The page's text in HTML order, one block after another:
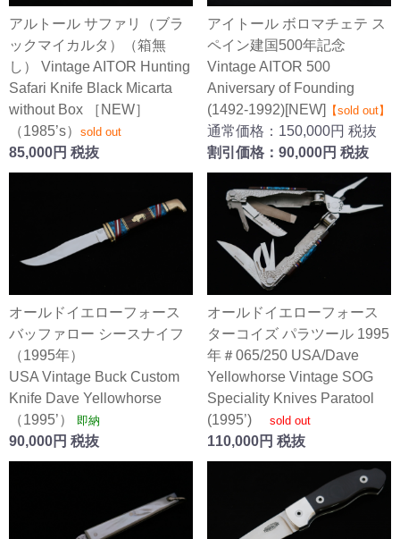
アルトール サファリ（ブラ
ックマイカルタ）（箱無
し） Vintage AITOR Hunting
Safari Knife Black Micarta
without Box ［NEW］
（1985’s） sold out
85,000円 税抜
アイトール ボロマチェテ ス
ペイン建国500年記念
Vintage AITOR 500
Aniversary of Founding
(1492-1992)[NEW]
【sold out】
通常価格：150,000円 税抜
割引価格：90,000円 税抜
オールドイエローフォース
バッファロー シースナイフ
（1995年）
USA Vintage Buck Custom
Knife Dave Yellowhorse
（1995’）
即納
90,000円 税抜
オールドイエローフォース
ターコイズ パラツール 1995
年＃065/250 USA/Dave
Yellowhorse Vintage SOG
Speciality Knives Paratool
(1995’)
sold out
110,000円 税抜